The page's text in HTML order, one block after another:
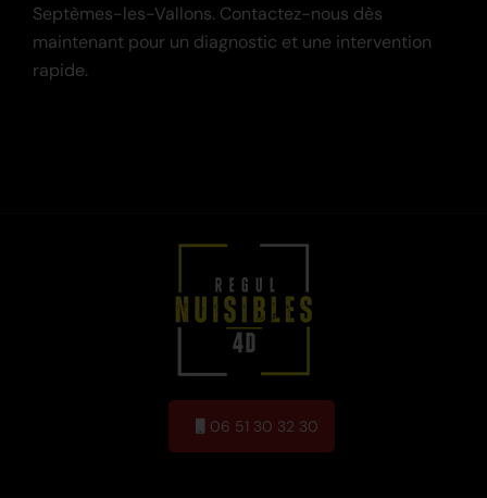
Septèmes-les-Vallons. Contactez-nous dès
maintenant pour un diagnostic et une intervention
rapide.
06 51 30 32 30